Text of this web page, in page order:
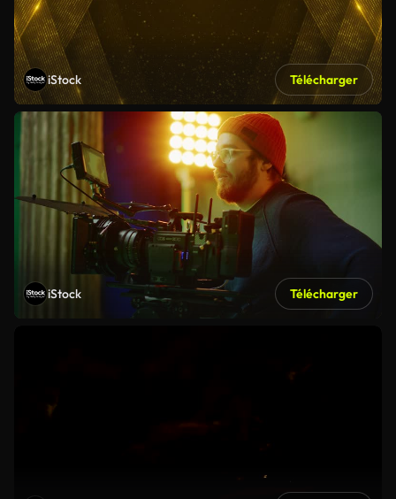
iStock Télécharger
iStock Télécharger